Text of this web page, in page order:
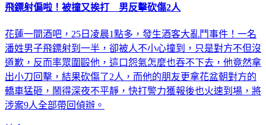
飛鏢射偏啦！被撞又挨打 男反擊砍傷2人
花蓮一間酒吧，25日凌晨1點多，發生酒客大亂鬥事件！一名
潘姓男子飛鏢射到一半，卻被人不小心撞到，只是對方不但沒
道歉，反而率眾圍毆他，這口怨氣怎麼也吞不下去，他竟然拿
出小刀回擊，結果砍傷了2人，而他的朋友更拿花盆朝對方的
轎車猛砸，鬧得深夜不平靜，快打警力獲報後也火速到場，將
涉案9人全部帶回偵辦。